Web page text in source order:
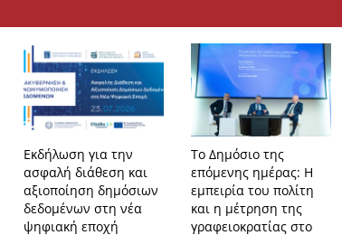
Εκδήλωση για την
ασφαλή διάθεση και
αξιοποίηση δημόσιων
δεδομένων στη νέα
ψηφιακή εποχή
Το Δημόσιο της
επόμενης ημέρας: Η
εμπειρία του πολίτη
και η μέτρηση της
γραφειοκρατίας στο